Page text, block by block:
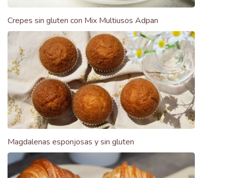
Crepes sin gluten con Mix Multiusos Adpan
Magdalenas esponjosas y sin gluten